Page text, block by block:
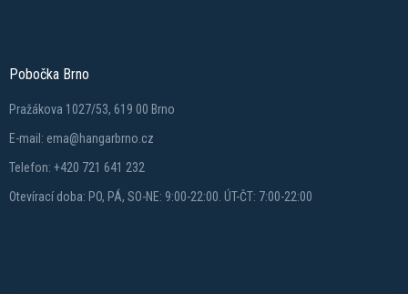
Pobočka Brno
Pražákova 1027/53, 619 00 Brno
E-mail: ema@hangarbrno.cz
Telefon: +420 721 641 232
Otevírací doba: PO, PÁ, SO-NE: 9:00-22:00. ÚT-ČT: 7:00-22:00